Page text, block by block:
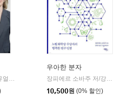
프시케의숲
우아한 분자
10,500원 (0% 할인)